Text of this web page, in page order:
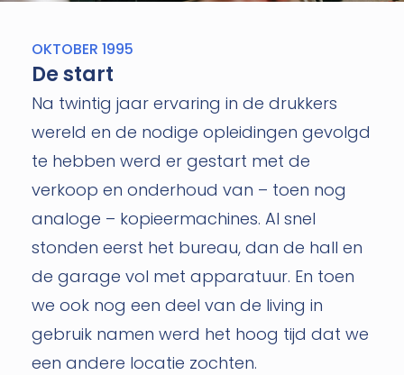
OKTOBER 1995
De start
Na twintig jaar ervaring in de drukkers
wereld en de nodige opleidingen gevolgd
te hebben werd er gestart met de
verkoop en onderhoud van – toen nog
analoge – kopieermachines. Al snel
stonden eerst het bureau, dan de hall en
de garage vol met apparatuur. En toen
we ook nog een deel van de living in
gebruik namen werd het hoog tijd dat we
een andere locatie zochten.